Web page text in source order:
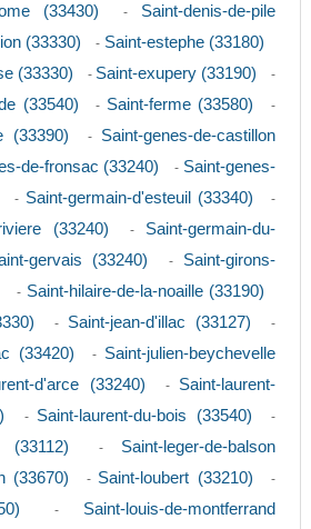
(33430) - Saint-denis-de-pile
(33330) - Saint-estephe (33180)
(33330) - Saint-exupery (33190) -
(33540) - Saint-ferme (33580) -
(33390) - Saint-genes-de-castillon
de-fronsac (33240) - Saint-genes-
- Saint-germain-d'esteuil (33340) -
(33240) - Saint-germain-du-
gervais (33240) - Saint-girons-
- Saint-hilaire-de-la-noaille (33190)
- Saint-jean-d'illac (33127) -
(33420) - Saint-julien-beychevelle
d'arce (33240) - Saint-laurent-
- Saint-laurent-du-bois (33540) -
(33112) - Saint-leger-de-balson
(33670) - Saint-loubert (33210) -
- Saint-louis-de-montferrand